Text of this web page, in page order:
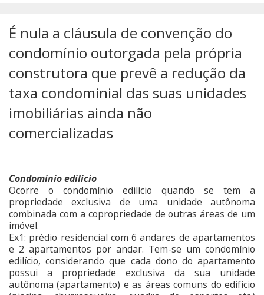
É nula a cláusula de convenção do
condomínio outorgada pela própria
construtora que prevê a redução da
taxa condominial das suas unidades
imobiliárias ainda não
comercializadas
Condomínio edilício
Ocorre o condomínio edilício quando se tem a
propriedade exclusiva de uma unidade autônoma
combinada com a copropriedade de outras áreas de um
imóvel.
Ex1: prédio residencial com 6 andares de apartamentos
e 2 apartamentos por andar. Tem-se um condomínio
edilício, considerando que cada dono do apartamento
possui a propriedade exclusiva da sua unidade
autônoma (apartamento) e as áreas comuns do edifício